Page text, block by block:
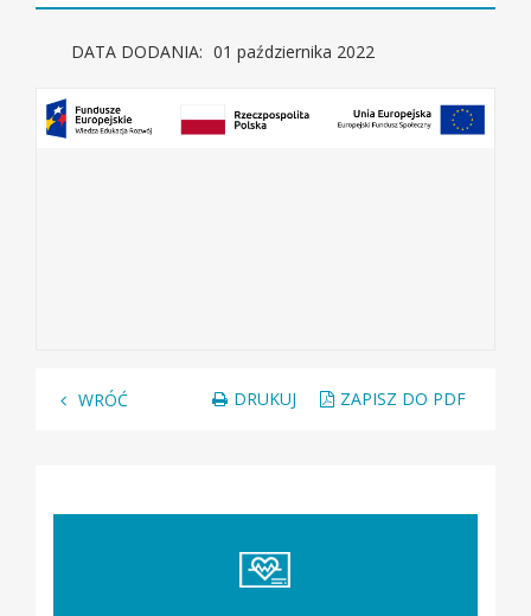
DATA DODANIA: 01 października 2022
WRÓĆ DRUKUJ ZAPISZ DO PDF